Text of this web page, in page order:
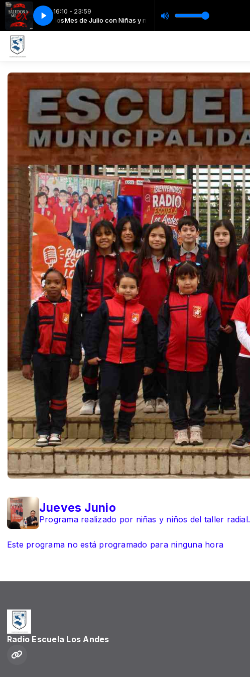
16:10 - 23:59
Niñas y niños Mes de Julio con Niñas y niños
Saludos2
Jueves Junio
Programa realizado por niñas y niños del taller radial.
Este programa no está programado para ninguna hora
Radio Escuela Los Andes